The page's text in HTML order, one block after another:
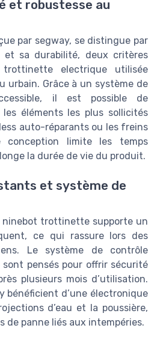
et robustesse au
par segway, se distingue par
et sa durabilité, deux critères
electrique utilisée
urbain. Grâce à un système de
il est possible de
les éléments les plus sollicités
auto-réparants ou les freins
conception limite les temps
la durée de vie du produit.
et système de
ninebot trottinette supporte un
ce qui rassure lors des
Le système de contrôle
pensés pour offrir sécurité
plusieurs mois d’utilisation.
bénéficient d’une électronique
d’eau et la poussière,
de panne liés aux intempéries.